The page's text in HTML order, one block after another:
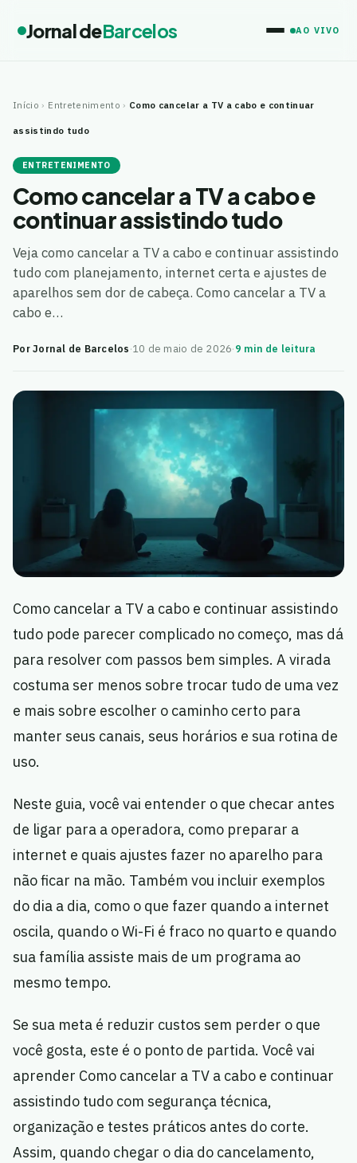
Jornal deBarcelos AO VIVO
Início › Entretenimento › Como cancelar a TV a cabo e continuar
assistindo tudo
ENTRETENIMENTO
Como cancelar a TV a cabo e
continuar assistindo tudo
Veja como cancelar a TV a cabo e continuar assistindo
tudo com planejamento, internet certa e ajustes de
aparelhos sem dor de cabeça. Como cancelar a TV a
cabo e…
Por Jornal de Barcelos·10 de maio de 2026·9 min de leitura
Como cancelar a TV a cabo e continuar assistindo
tudo pode parecer complicado no começo, mas dá
para resolver com passos bem simples. A virada
costuma ser menos sobre trocar tudo de uma vez
e mais sobre escolher o caminho certo para
manter seus canais, seus horários e sua rotina de
uso.
Neste guia, você vai entender o que checar antes
de ligar para a operadora, como preparar a
internet e quais ajustes fazer no aparelho para
não ficar na mão. Também vou incluir exemplos
do dia a dia, como o que fazer quando a internet
oscila, quando o Wi-Fi é fraco no quarto e quando
sua família assiste mais de um programa ao
mesmo tempo.
Se sua meta é reduzir custos sem perder o que
você gosta, este é o ponto de partida. Você vai
aprender Como cancelar a TV a cabo e continuar
assistindo tudo com segurança técnica,
organização e testes práticos antes do corte.
Assim, quando chegar o dia do cancelamento,